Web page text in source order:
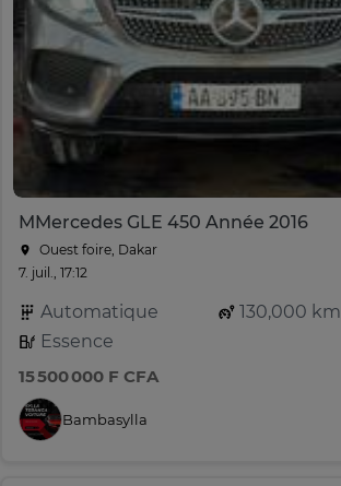
MMercedes GLE 450 Année 2016
Ouest foire, Dakar
7. juil., 17:12
Automatique
130,000 km
Essence
15 500 000 F CFA
Bambasylla